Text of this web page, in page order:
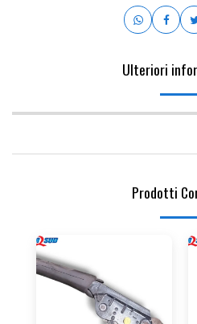
Ulteriori
Prodotti